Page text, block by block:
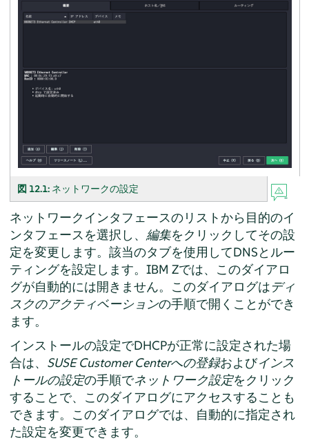
図 12.1: ネットワークの設定
ネットワークインタフェースのリストから目的のイ
ンタフェースを選択し、 編集をクリックしてその設
定を変更します。該当のタブを使用してDNSとルー
ティングを設定します。IBM Zでは、このダイアロ
グが自動的には開きません。このダイアログはディ
スクのアクティベーションの手順で開くことができ
ます。
インストールの設定でDHCPが正常に設定された場
合は、 SUSE Customer Centerへの登録およびインス
トールの設定の手順でネットワーク設定をクリック
することで、このダイアログにアクセスすることも
できます。このダイアログでは、自動的に指定され
た設定を変更できます。